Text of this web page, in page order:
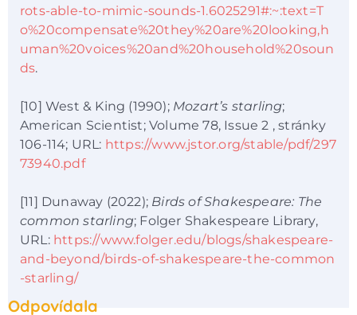
rots-able-to-mimic-sounds-1.6025291#:~:text=T
o%20compensate%20they%20are%20looking,h
uman%20voices%20and%20household%20soun
ds.
[10] West & King (1990); Mozart’s starling;
American Scientist; Volume 78, Issue 2 , stránky
106-114; URL: https://www.jstor.org/stable/pdf/297
73940.pdf
[11] Dunaway (2022); Birds of Shakespeare: The
common starling; Folger Shakespeare Library,
URL: https://www.folger.edu/blogs/shakespeare-
and-beyond/birds-of-shakespeare-the-common
-starling/
Odpovídala